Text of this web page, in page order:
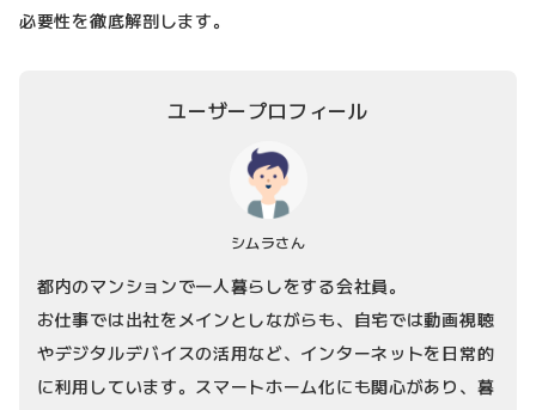
必要性を徹底解剖します。
ユーザープロフィール
シムラさん
都内のマンションで一人暮らしをする会社員。
お仕事では出社をメインとしながらも、自宅では動画視聴
やデジタルデバイスの活用など、インターネットを日常的
に利用しています。スマートホーム化にも関心があり、暮